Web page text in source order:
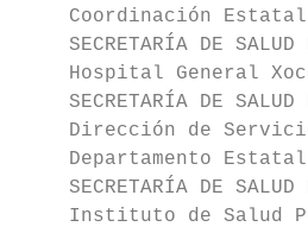
Coordinación
SECRETARÍA DE SALUD
Hospital General
SECRETARÍA DE SALUD
Dirección de
Departamento
SECRETARÍA DE SALUD
Instituto de Salud